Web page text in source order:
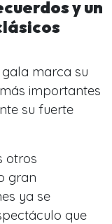
y un
marca su
importantes
su fuerte
otros
gran
ya se
que